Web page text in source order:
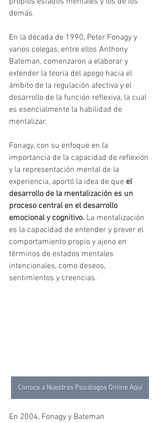
demás.
En la década de 1990, Peter Fonagy y
varios colegas, entre ellos Anthony
Bateman, comenzaron a elaborar y
extender la teoría del apego hacia el
ámbito de la regulación afectiva y el
desarrollo de la función reflexiva, la cual
es esencialmente la habilidad de
mentalizar.
Fonagy, con su enfoque en la
importancia de la capacidad de reflexión
y la representación mental de la
experiencia, aportó la idea de que el
desarrollo de la mentalización es un
proceso central en el desarrollo
emocional y cognitivo. La mentalización
es la capacidad de entender y prever el
comportamiento propio y ajeno en
términos de estados mentales
intencionales, como deseos,
sentimientos y creencias.
Conoce a Nuestros Psicólogos Online Aquí
En 2004, Fonagy y Bateman